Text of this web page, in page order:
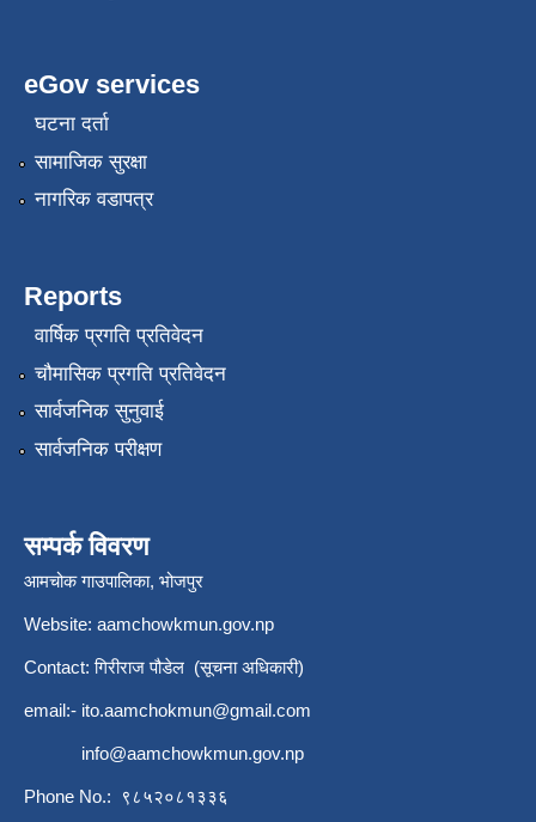
eGov services
घटना दर्ता
सामाजिक सुरक्षा
नागरिक वडापत्र
Reports
वार्षिक प्रगति प्रतिवेदन
चौमासिक प्रगति प्रतिवेदन
सार्वजनिक सुनुवाई
सार्वजनिक परीक्षण
सम्पर्क विवरण
आमचोक गाउपालिका, भोजपुर
Website: aamchowkmun.gov.np
Contact: गिरीराज पौडेल (सूचना अधिकारी)
email:- ito.aamchokmun@gmail.com
info@aamchowkmun.gov.np
Phone No.: ९८५२०८१३३६